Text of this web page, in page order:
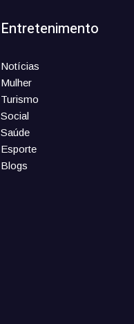
Entretenimento
Notícias
Mulher
Turismo
Social
Saúde
Esporte
Blogs